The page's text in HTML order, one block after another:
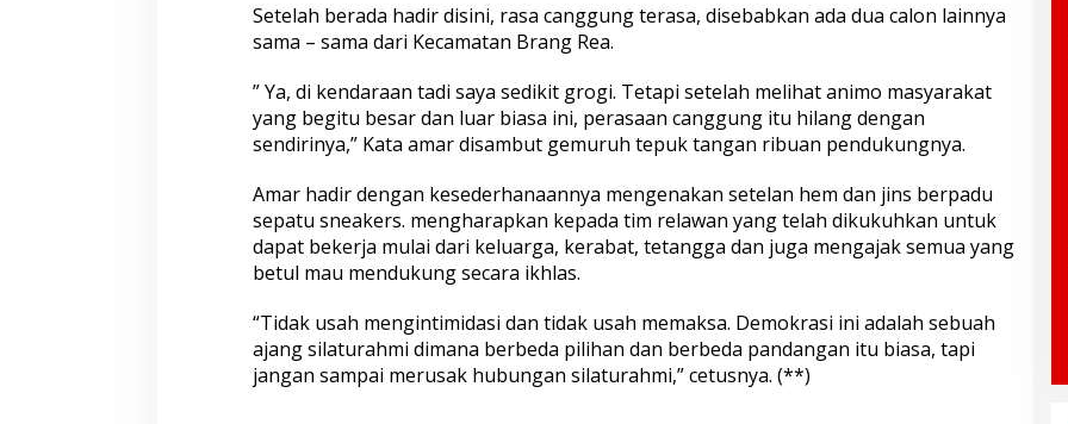
Setelah berada hadir disini, rasa canggung terasa, disebabkan ada dua calon lainnya
sama – sama dari Kecamatan Brang Rea.
” Ya, di kendaraan tadi saya sedikit grogi. Tetapi setelah melihat animo masyarakat
yang begitu besar dan luar biasa ini, perasaan canggung itu hilang dengan
sendirinya,” Kata amar disambut gemuruh tepuk tangan ribuan pendukungnya.
Amar hadir dengan kesederhanaannya mengenakan setelan hem dan jins berpadu
sepatu sneakers. mengharapkan kepada tim relawan yang telah dikukuhkan untuk
dapat bekerja mulai dari keluarga, kerabat, tetangga dan juga mengajak semua yang
betul mau mendukung secara ikhlas.
“Tidak usah mengintimidasi dan tidak usah memaksa. Demokrasi ini adalah sebuah
ajang silaturahmi dimana berbeda pilihan dan berbeda pandangan itu biasa, tapi
jangan sampai merusak hubungan silaturahmi,” cetusnya. (**)